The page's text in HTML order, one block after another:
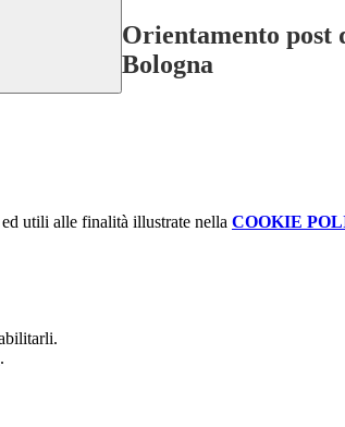
Orientamento post
Bologna
utili alle finalità illustrate nella COOKIE
.